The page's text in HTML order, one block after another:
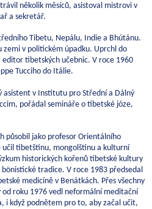
několik měsíců, asistoval mistrovi v
a sekretář.
Tibetu, Nepálu, Indie a Bhútánu.
zemi v politickém úpadku. Uprchl do
tibetských učebnic. V roce 1960
Tucciho do Itálie.
asistent v Institutu pro Střední a Dálný
pořádal semináře o tibetské józe,
působil jako profesor Orientálního
tibetštinu, mongolštinu a kulturní
historických kořenů tibetské kultury
tradice. V roce 1983 předsedal
medicíně v Benátkách. Přes všechny
roku 1976 vedl neformální meditační
i když podnětem pro to, aby začal učit,